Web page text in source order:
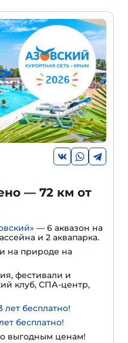
— 72 км от
— 6 аквазон на
и 2 аквапарка.
на природе на
фестивали и
клуб, СПА-центр,
бесплатно!
бесплатно!
выгодным ценам!